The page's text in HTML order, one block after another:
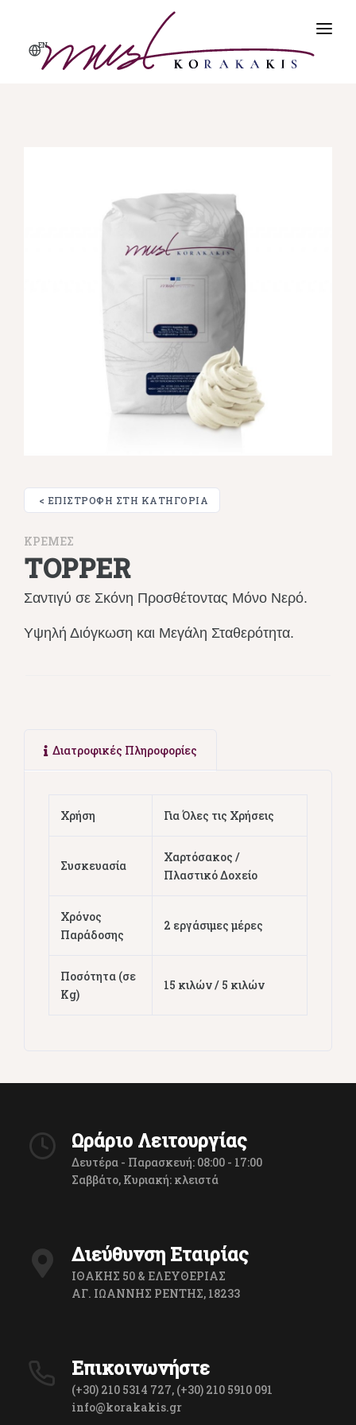
EN
ΠΟΙΌΤΗΤΑ & ΑΣΦΆΛΕΙΑ
< ΕΠΙΣΤΡΟΦΉ ΣΤΗ ΚΑΤΗΓΟΡΊΑ
ΚΡΕΜΕΣ
TOPPER
Σαντιγύ σε Σκόνη Προσθέτοντας Μόνο Νερό.
Υψηλή Διόγκωση και Μεγάλη Σταθερότητα.
Διατροφικές Πληροφορίες
Χρήση Για Όλες τις Χρήσεις
Συσκευασία
Χαρτόσακος /
Πλαστικό Δοχείο
Χρόνος
Παράδοσης
2 εργάσιμες μέρες
Ποσότητα (σε
Kg)
15 κιλών / 5 κιλών
Ωράριο Λειτουργίας
Δευτέρα - Παρασκευή: 08:00 - 17:00
Σαββάτο, Κυριακή: κλειστά
Διεύθυνση Εταιρίας
ΙΘΑΚΗΣ 50 & ΕΛΕΥΘΕΡΙΑΣ
ΑΓ. ΙΩΑΝΝΗΣ ΡΕΝΤΗΣ, 18233
Επικοινωνήστε
(+30) 210 5314 727, (+30) 210 5910 091
info@korakakis.gr